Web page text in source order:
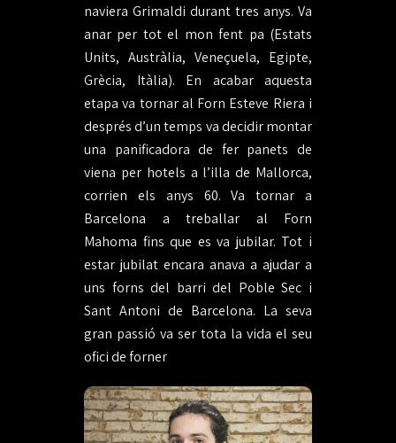
naviera Grimaldi durant tres anys. Va
anar per tot el mon fent pa (Estats
Units, Austràlia, Veneçuela, Egipte,
Grècia, Itàlia). En acabar aquesta
etapa va tornar al Forn Esteve Riera i
després d’un temps va decidir montar
una panificadora de fer panets de
viena per hotels a l’illa de Mallorca,
corrien els anys 60. Va tornar a
Barcelona a treballar al Forn
Mahoma fins que es va jubilar. Tot i
estar jubilat encara anava a ajudar a
uns forns del barri del Poble Sec i
Sant Antoni de Barcelona. La seva
gran passió va ser tota la vida el seu
ofici de forner